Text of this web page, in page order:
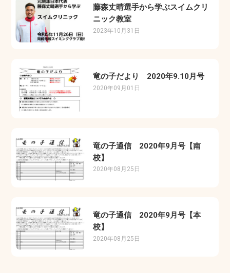
藤森丈晴選手から学ぶスイムクリ
ニック教室
2023年10月31日
竜の子だより 2020年9.10月号
2020年09月01日
竜の子通信 2020年9月号【南
校】
2020年08月25日
竜の子通信 2020年9月号【本
校】
2020年08月25日